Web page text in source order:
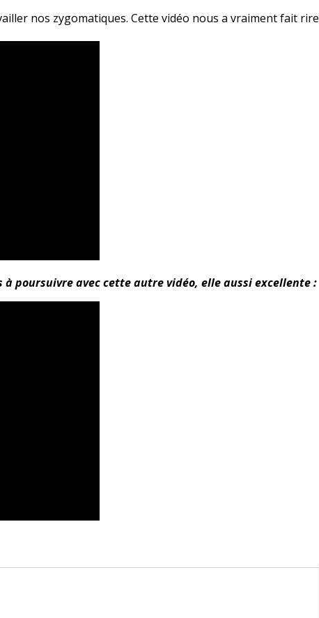
nos zygomatiques. Cette vidéo nous a vraiment fait rire
à poursuivre avec cette autre vidéo, elle aussi excellente :